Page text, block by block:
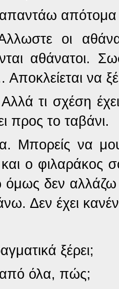
απότομα
οι
αθάνατοι.
Αποκλείεται να
τι σχέση
προς το ταβάνι.
Μπορείς να
και ο φιλαράκος
δεν αλλάζω
Δεν έχει
ξέρει;
όλα, πώς;